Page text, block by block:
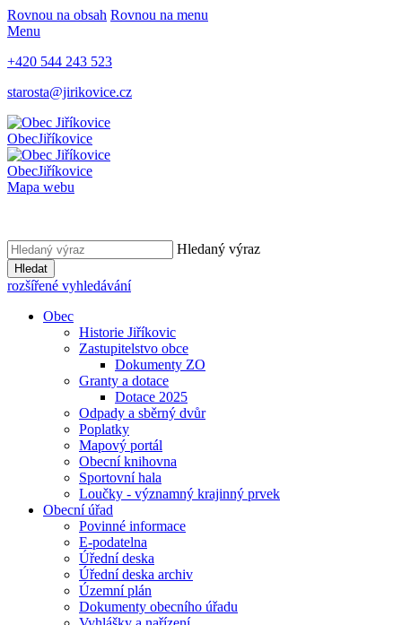
Rovnou na obsah Rovnou na menu
Menu
+420 544 243 523
starosta@jirikovice.cz
ObecJiříkovice
ObecJiříkovice
Mapa webu
Hledaný výraz
Hledat
rozšířené vyhledávání
Obec
Historie Jiříkovic
Zastupitelstvo obce
Dokumenty ZO
Granty a dotace
Dotace 2025
Odpady a sběrný dvůr
Poplatky
Mapový portál
Obecní knihovna
Sportovní hala
Loučky - významný krajinný prvek
Obecní úřad
Povinné informace
E-podatelna
Úřední deska
Úřední deska archiv
Územní plán
Dokumenty obecního úřadu